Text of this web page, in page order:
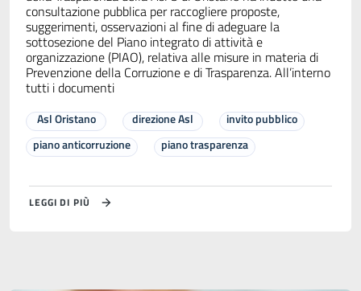
consultazione pubblica per raccogliere proposte,
suggerimenti, osservazioni al fine di adeguare la
sottosezione del Piano integrato di attività e
organizzazione (PIAO), relativa alle misure in materia di
Prevenzione della Corruzione e di Trasparenza. All’interno
tutti i documenti
Asl Oristano direzione Asl
invito pubblico
piano anticorruzione
piano trasparenza
LEGGI DI PIÙ